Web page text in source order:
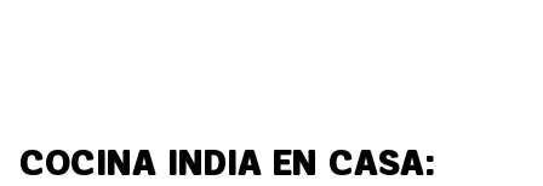
COCINA INDIA EN CASA: